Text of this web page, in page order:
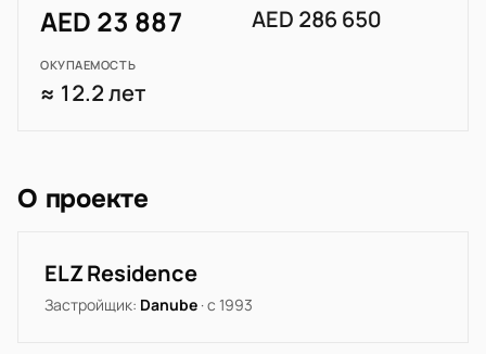
AED 23 887 AED 286 650
ОКУПАЕМОСТЬ
≈ 12.2 лет
О проекте
ELZ Residence
Застройщик: Danube · с 1993